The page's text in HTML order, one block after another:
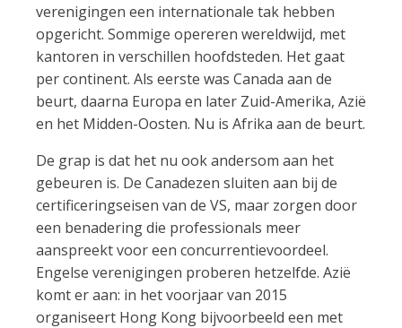
verenigingen een internationale tak hebben
opgericht. Sommige opereren wereldwijd, met
kantoren in verschillen hoofdsteden. Het gaat
per continent. Als eerste was Canada aan de
beurt, daarna Europa en later Zuid-Amerika, Azië
en het Midden-Oosten. Nu is Afrika aan de beurt.
De grap is dat het nu ook andersom aan het
gebeuren is. De Canadezen sluiten aan bij de
certificeringseisen van de VS, maar zorgen door
een benadering die professionals meer
aanspreekt voor een concurrentievoordeel.
Engelse verenigingen proberen hetzelfde. Azië
komt er aan: in het voorjaar van 2015
organiseert Hong Kong bijvoorbeeld een met